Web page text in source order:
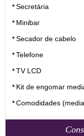
Secretária
Minibar
Secador de cabelo
Telefone
TV LCD
Kit de engomar
Comodidades